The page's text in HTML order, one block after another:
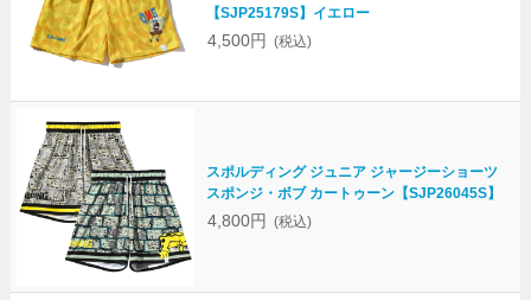
【SJP25179S】イエロー
4,500円 (税込)
スポルディング ジュニア ジャージーショーツ
スポンジ・ボブ カートゥーン【SJP26045S】
4,800円 (税込)